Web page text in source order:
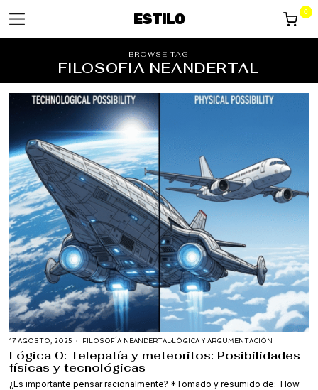
ESTILO 0
BROWSE TAG
FILOSOFIA NEANDERTAL
17 AGOSTO, 2025 FILOSOFÍA NEANDERTAL· LÓGICA Y ARGUMENTACIÓN
Lógica 0: Telepatía y meteoritos: Posibilidades
físicas y tecnológicas
¿Es importante pensar racionalmente? *Tomado y resumido de: How